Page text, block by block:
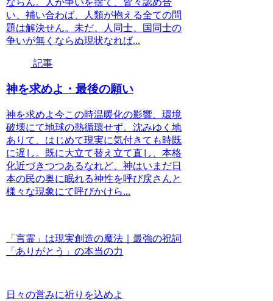
い、補い合わば、人類が抱える全ての問
題は解決せん。未だ、人同士、国同士の
争いが無くならぬ現状なれば...
記事
神を求めよ・最後の願い
神を求めよ今この時温暖化の影響、環境
破壊にて地球の熱循環せず。沈みゆく地
ありて、はじめて現実に気付きても時既
に遅し。既に大立て替え立て直し、本格
化近づきつつあるなれど、神はいまだ日
本の民の奥に眠れる神性を呼び戻さんと
様々な現象にて呼びかけら...
「言霊」は現実創造の魔法｜最強の祝詞
「ありがとう」の本当の力
日々の営みに祈りを込めよ